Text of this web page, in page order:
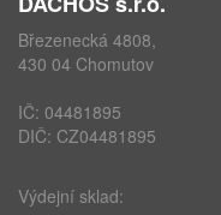
Březenecká 4808,
430 04 Chomutov
IČ: 04481895
DIČ: CZ04481895
Výdejní sklad: